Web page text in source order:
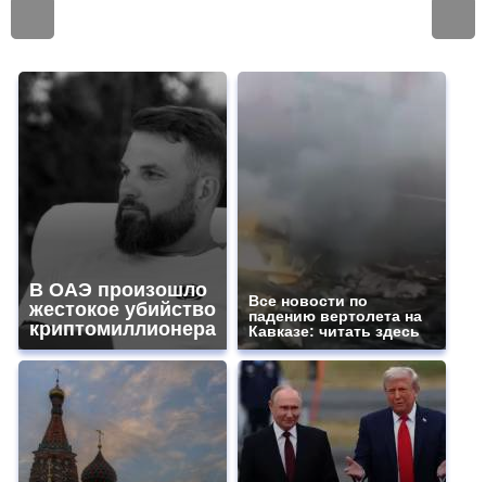
В ОАЭ произошло
жестокое убийство
криптомиллионера
Все новости по
падению вертолета на
Кавказе: читать здесь